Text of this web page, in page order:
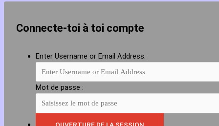
Connecte-toi à toi compte
Enter Username or Email Address:
Mot de passe :